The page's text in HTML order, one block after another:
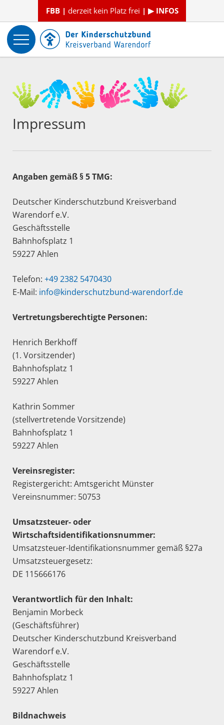
FBB | derzeit kein Platz frei | ▶ INFOS
Impressum
Angaben gemäß § 5 TMG:
Deutscher Kinderschutzbund Kreisverband
Warendorf e.V.
Geschäftsstelle
Bahnhofsplatz 1
59227 Ahlen
Telefon: +49 2382 5470430
E-Mail: info@kinderschutzbund-warendorf.de
Vertretungsberechtigte Personen:
Henrich Berkhoff
(1. Vorsitzender)
Bahnhofsplatz 1
59227 Ahlen
Kathrin Sommer
(stellvertretende Vorsitzende)
Bahnhofsplatz 1
59227 Ahlen
Vereinsregister:
Registergericht: Amtsgericht Münster
Vereinsnummer: 50753
Umsatzsteuer- oder
Wirtschaftsidentifikationsnummer:
Umsatzsteuer-Identifikationsnummer gemäß §27a
Umsatzsteuergesetz:
DE 115666176
Verantwortlich für den Inhalt:
Benjamin Morbeck
(Geschäftsführer)
Deutscher Kinderschutzbund Kreisverband
Warendorf e.V.
Geschäftsstelle
Bahnhofsplatz 1
59227 Ahlen
Bildnachweis